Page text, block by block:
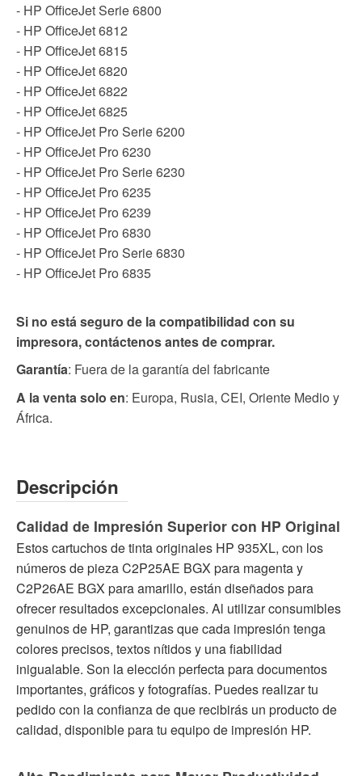
- HP OfficeJet Serie 6800
- HP OfficeJet 6812
- HP OfficeJet 6815
- HP OfficeJet 6820
- HP OfficeJet 6822
- HP OfficeJet 6825
- HP OfficeJet Pro Serie 6200
- HP OfficeJet Pro 6230
- HP OfficeJet Pro Serie 6230
- HP OfficeJet Pro 6235
- HP OfficeJet Pro 6239
- HP OfficeJet Pro 6830
- HP OfficeJet Pro Serie 6830
- HP OfficeJet Pro 6835
Si no está seguro de la compatibilidad con su
impresora, contáctenos antes de comprar.
Garantía: Fuera de la garantía del fabricante
A la venta solo en: Europa, Rusia, CEI, Oriente Medio y
África.
Descripción
Calidad de Impresión Superior con HP Original
Estos cartuchos de tinta originales HP 935XL, con los
números de pieza C2P25AE BGX para magenta y
C2P26AE BGX para amarillo, están diseñados para
ofrecer resultados excepcionales. Al utilizar consumibles
genuinos de HP, garantizas que cada impresión tenga
colores precisos, textos nítidos y una fiabilidad
inigualable. Son la elección perfecta para documentos
importantes, gráficos y fotografías. Puedes realizar tu
pedido con la confianza de que recibirás un producto de
calidad, disponible para tu equipo de impresión HP.